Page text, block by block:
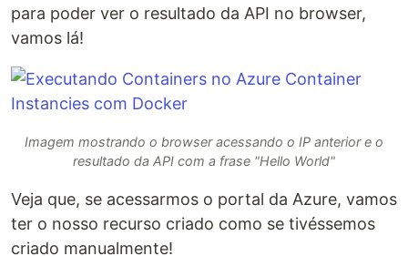
para poder ver o resultado da API no browser,
vamos lá!
Imagem mostrando o browser acessando o IP anterior e o
resultado da API com a frase "Hello World"
Veja que, se acessarmos o portal da Azure, vamos
ter o nosso recurso criado como se tivéssemos
criado manualmente!